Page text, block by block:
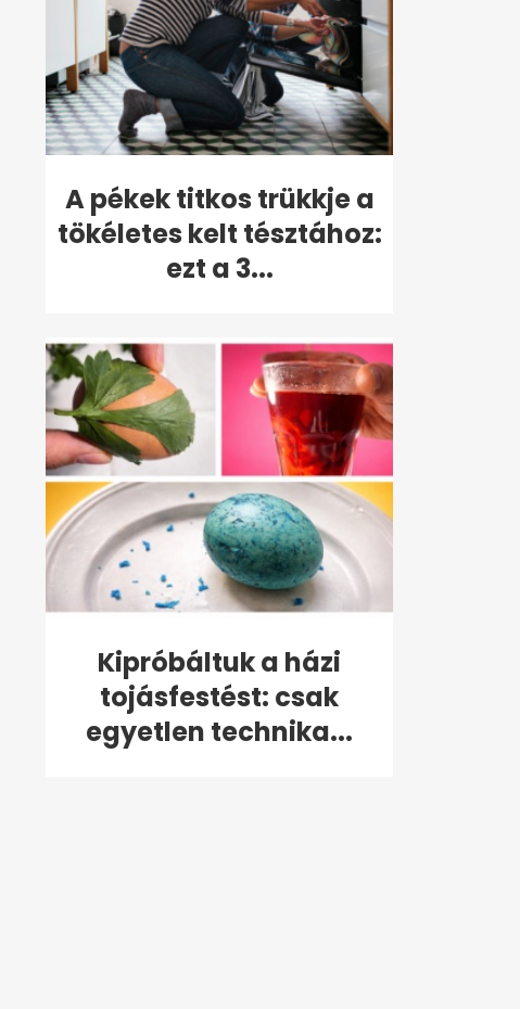
A pékek titkos trükkje a
tökéletes kelt tésztához:
ezt a 3...
Kipróbáltuk a házi
tojásfestést: csak
egyetlen technika...